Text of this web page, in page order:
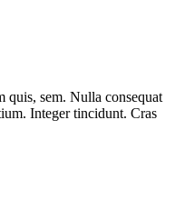
quis, sem. Nulla consequat
Integer tincidunt. Cras